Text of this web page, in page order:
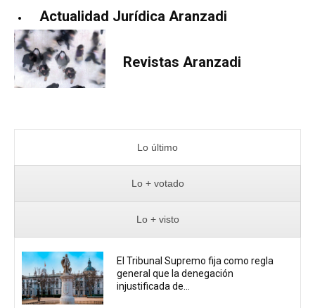
Actualidad Jurídica Aranzadi
Revistas Aranzadi
Lo último
Lo + votado
Lo + visto
El Tribunal Supremo fija como regla
general que la denegación
injustificada de...